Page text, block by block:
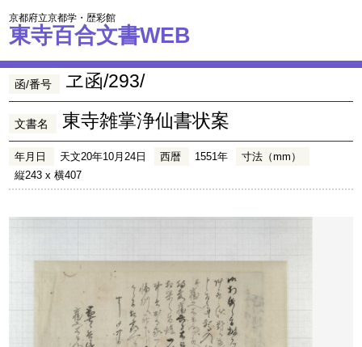
京都府立京都学・歴彩館
東寺百合文書WEB
函/番号 ヱ函/293/
文書名 東寺雑掌浄仙書状案
年月日 天文20年10月24日 西暦 1551年
寸法（mm）
縦243 x 横407